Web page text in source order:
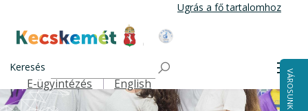
tartalomra
Ugrás a fő tartalomhoz
Kecskemét Város Honlapja
Keresés
Felső navigáció
E-ügyintézés English VÁROSUNK